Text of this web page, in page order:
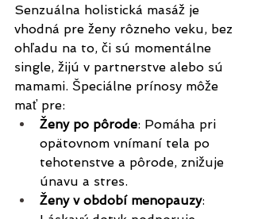
Senzuálna holistická masáž je
vhodná pre ženy rôzneho veku, bez
ohľadu na to, či sú momentálne
single, žijú v partnerstve alebo sú
mamami. Špeciálne prínosy môže
mať pre:
Ženy po pôrode: Pomáha pri
opätovnom vnímaní tela po
tehotenstve a pôrode, znižuje
únavu a stres.
Ženy v období menopauzy: